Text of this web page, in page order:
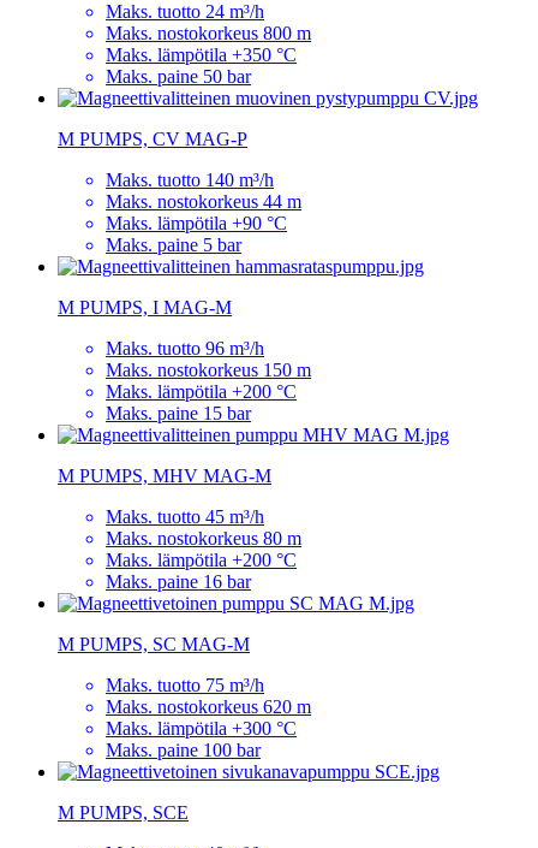
Maks. tuotto 24 m³/h
Maks. nostokorkeus 800 m
Maks. lämpötila +350 °C
Maks. paine 50 bar
M PUMPS, CV MAG-P
Maks. tuotto 140 m³/h
Maks. nostokorkeus 44 m
Maks. lämpötila +90 °C
Maks. paine 5 bar
M PUMPS, I MAG-M
Maks. tuotto 96 m³/h
Maks. nostokorkeus 150 m
Maks. lämpötila +200 °C
Maks. paine 15 bar
M PUMPS, MHV MAG-M
Maks. tuotto 45 m³/h
Maks. nostokorkeus 80 m
Maks. lämpötila +200 °C
Maks. paine 16 bar
M PUMPS, SC MAG-M
Maks. tuotto 75 m³/h
Maks. nostokorkeus 620 m
Maks. lämpötila +300 °C
Maks. paine 100 bar
M PUMPS, SCE